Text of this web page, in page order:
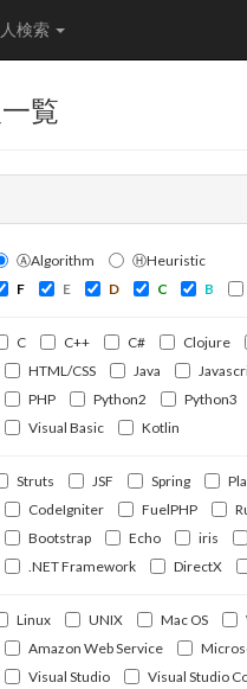
検索
覧
ⒶAlgorithm
ⒽHeuristic
F
E D C B
C C++ C# Clojure
HTML/CSS
Java
PHP
Python2 Python3
Visual Basic
Kotlin
Struts JSF Spring
CodeIgniter
FuelPHP
Bootstrap
Echo iris
.NET Framework
DirectX
Linux UNIX Mac OS
Amazon Web Service
Visual Studio
Visual Studio